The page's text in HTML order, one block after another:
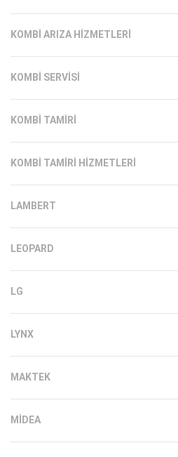
KOMBI ARIZA HIZMETLERI
KOMBI SERVISI
KOMBI TAMIRI
KOMBI TAMIRI HIZMETLERI
LAMBERT
LEOPARD
LG
LYNX
MAKTEK
MIDEA